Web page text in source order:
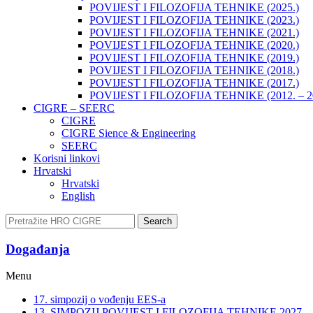
POVIJEST I FILOZOFIJA TEHNIKE (2025.)
POVIJEST I FILOZOFIJA TEHNIKE (2023.)
POVIJEST I FILOZOFIJA TEHNIKE (2021.)
POVIJEST I FILOZOFIJA TEHNIKE (2020.)
POVIJEST I FILOZOFIJA TEHNIKE (2019.)
POVIJEST I FILOZOFIJA TEHNIKE (2018.)
POVIJEST I FILOZOFIJA TEHNIKE (2017.)
POVIJEST I FILOZOFIJA TEHNIKE (2012. –
CIGRE – SEERC
CIGRE
CIGRE Sience & Engineering
SEERC
Korisni linkovi
Hrvatski
Hrvatski
English
Search
Događanja​
Menu
17. simpozij o vođenju EES-a